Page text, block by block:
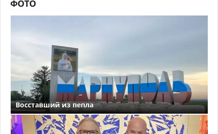
ФОТО
Восставший из пепла